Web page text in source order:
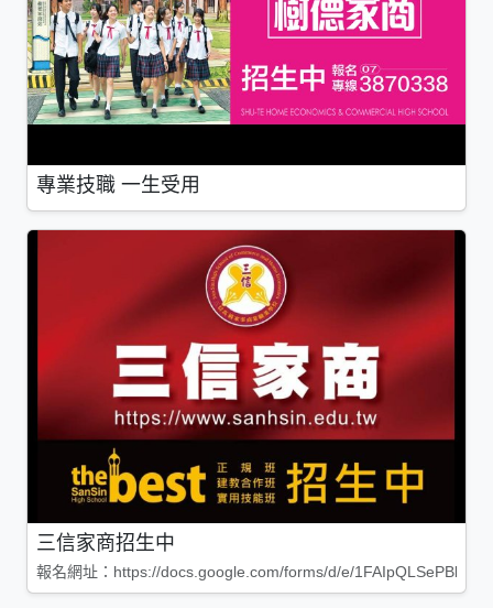
專業技職 一生受用
三信家商招生中
報名網址：https://docs.google.com/forms/d/e/